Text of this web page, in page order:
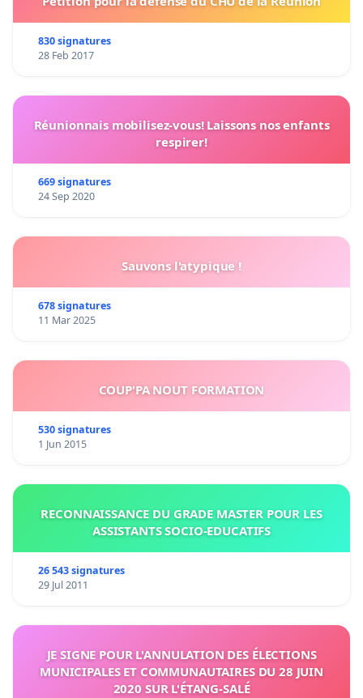
830 signatures
28 Feb 2017
Réunionnais mobilisez-vous! Laissons nos enfants
respirer!
669 signatures
24 Sep 2020
Sauvons l'atypique !
678 signatures
11 Mar 2025
COUP'PA NOUT FORMATION
530 signatures
1 Jun 2015
RECONNAISSANCE DU GRADE MASTER POUR LES
ASSISTANTS SOCIO-EDUCATIFS
26 543 signatures
29 Jul 2011
JE SIGNE POUR L'ANNULATION DES ÉLECTIONS
MUNICIPALES ET COMMUNAUTAIRES DU 28 JUIN
2020 SUR L'ÉTANG-SALÉ